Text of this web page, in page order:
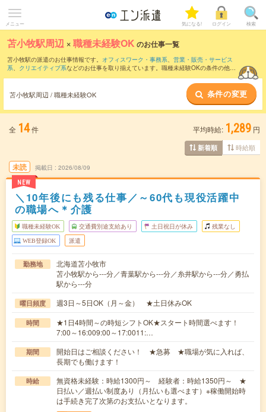
メニュー 気になる! ログイン 検索
苫小牧駅周辺 ×職種未経験OK のお仕事一覧
苫小牧駅の派遣のお仕事情報です。 オフィスワーク・事務系、 営業・販売・サービス
系、 クリエイティブ系などのお仕事を取り揃えています。職種未経験OKの条件の他
苫小牧駅周辺 / 職種未経験OK 条件の変更
全 14件 平均時給: 1,289 円
新着順 時給順
未読
NEW
掲載日 2026/08/09
＼10年後にも残る仕事／～60代も現役活躍中
の職場へ＊介護
職種未経験OK 交通費別途支給あり 土日祝日が休み 残業なし
WEB登録OK 派遣
勤務地
北海道苫小牧市
苫小牧駅から---分／青葉駅から---分／糸井駅から---分／勇払
駅から---分
曜日頻度 週3日～5日OK（月～金） ★土日休みOK
時間
★1日4時間～の時短シフトOK★スタート時間選べます！
7:00～16:009:00～17:0011:…
期間
開始日はご相談ください！ ★急募 ★職場が気に入れば、
長期でも働けます！
時給
無資格未経験：時給1300円～ 経験者：時給1350円～ ★
日払い／週払い制度あり（月払いも選べます）※稼働開始時
は手続き完了次第のお支払いとなります。